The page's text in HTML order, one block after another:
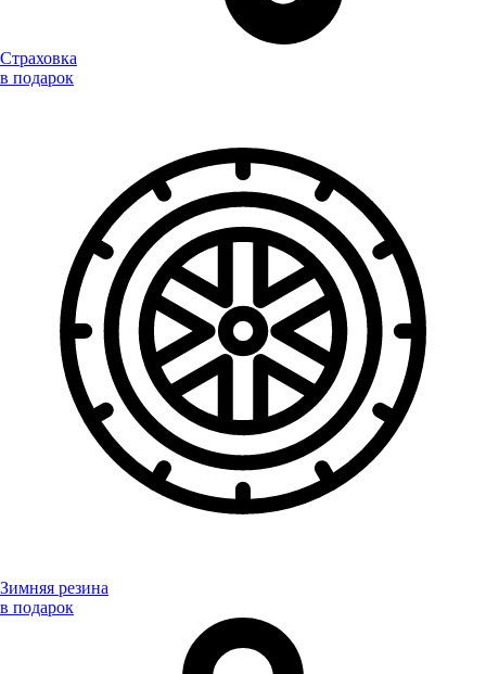
Страховка
в подарок
Зимняя резина
в подарок